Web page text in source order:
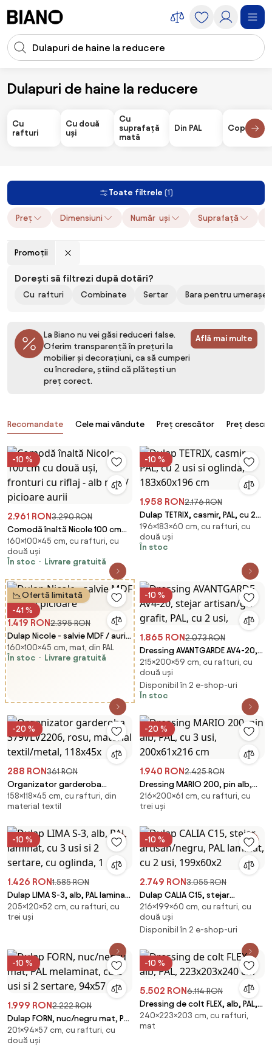
Introducerea căutării
Dulapuri de haine la reducere
Mobilier Dulapuri și corpuri mobilier Dulapuri de haine
Cu
rafturi
Cu două
uși
Cu
suprafață
mată
Din PAL Copii
Toate filtrele (1)
Preț Dimensiuni Număr uși Suprafață
Promoții
Dorești să filtrezi după dotări?
Cu rafturi Combinate Sertar Bara pentru umerașe
La Biano nu vei găsi reduceri false.
Oferim transparență în prețuri la
mobilier și decorațiuni, ca să cumperi
cu încredere, știind că plătești un
preț corect.
Află mai multe
Produse
Recomandate Cele mai vândute Preț crescător Preț
-10 %
2.961 RON3.290 RON
Comodă înaltă Nicole 100 cm
cu două uși, fronturi cu riflaj -
alb mat / picioare aurii
160×100×45 cm, cu rafturi, cu
două uși
În stoc
Livrare gratuită
-10 %
1.958 RON2.176 RON
Dulap TETRIX, casmir, PAL, cu 2
usi si oglinda, 183x60x196 cm
196×183×60 cm, cu rafturi, cu
două uși
În stoc
Ofertă limitată
-41 %
1.419 RON2.395 RON
Dulap Nicole - salvie MDF / auriu
picioare
160×100×45 cm, mat, din PAL
În stoc
Livrare gratuită
-10 %
1.865 RON2.073 RON
Dressing AVANTGARDE AV4-20,
stejar artisan/gri grafit, PAL, cu
2 usi,
215×200×59 cm, cu rafturi, cu
două uși
Disponibil în 2 e-shop-uri
În stoc
-20 %
288 RON361 RON
Organizator garderoba
379VLV2206, rosu, material
textil/metal, 118x45x
158×118×45 cm, cu rafturi, din
material textil
-20 %
1.940 RON2.425 RON
Dressing MARIO 200, pin alb,
PAL, cu 3 usi, 200x61x216 cm
216×200×61 cm, cu rafturi, cu
trei uși
-10 %
1.426 RON1.585 RON
Dulap LIMA S-3, alb, PAL laminat,
cu 3 usi si 2 sertare, cu oglinda,
1
205×120×52 cm, cu rafturi, cu
trei uși
-10 %
2.749 RON3.055 RON
Dulap CALIA C15, stejar
artisan/negru, PAL laminat, cu 2
usi, 199x60x2
216×199×60 cm, cu rafturi, cu
două uși
Disponibil în 2 e-shop-uri
-10 %
1.999 RON2.222 RON
Dulap FORN, nuc/negru mat, PAL
melaminat, cu 2 usi si 2 sertare,
94x57
201×94×57 cm, cu rafturi, cu
două uși
-10 %
5.502 RON6.114 RON
Dressing de colt FLEX, alb, PAL,
223x203x240 cm
240×223×203 cm, cu rafturi,
mat